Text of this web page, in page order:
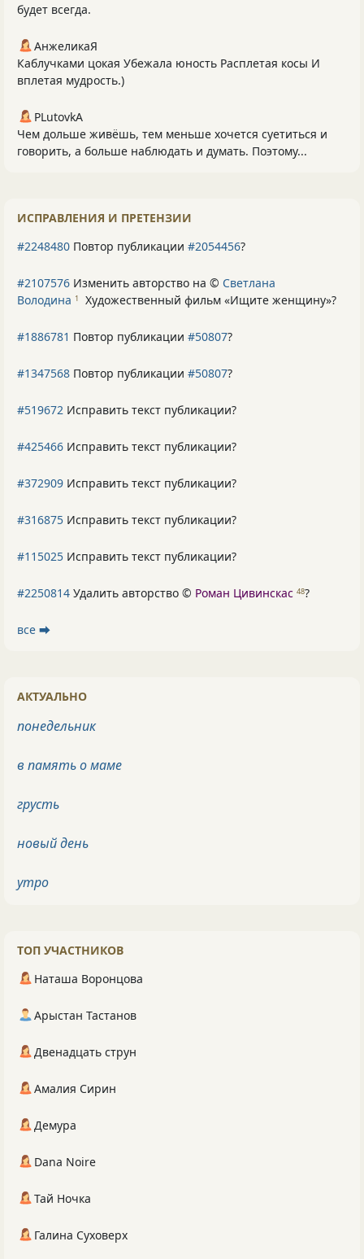
будет всегда.
АнжеликаЯ
Каблучками цокая Убежала юность Расплетая косы И
вплетая мудрость.)
PLutоvkА
Чем дольше живёшь, тем меньше хочется суетиться и
говорить, а больше наблюдать и думать. Поэтому...
ИСПРАВЛЕНИЯ И ПРЕТЕНЗИИ
#2248480 Повтор публикации #2054456?
#2107576 Изменить авторство на © Светлана
Володина 1 Художественный фильм «Ищите женщину»?
#1886781 Повтор публикации #50807?
#1347568 Повтор публикации #50807?
#519672 Исправить текст публикации?
#425466 Исправить текст публикации?
#372909 Исправить текст публикации?
#316875 Исправить текст публикации?
#115025 Исправить текст публикации?
#2250814 Удалить авторство © Роман Цивинскас 48?
все ⮕
АКТУАЛЬНО
понедельник
в память о маме
грусть
новый день
утро
ТОП УЧАСТНИКОВ
Наташа Воронцова
Арыстан Тастанов
Двенадцать струн
Амалия Сирин
Демура
Dana Noire
Тай Ночка
Галина Суховерх